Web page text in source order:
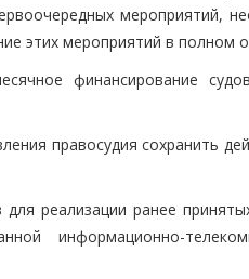
мероприятий,
этих мероприятий в полном
финансирование
правосудия сохранить
для реализации ранее
информационно-